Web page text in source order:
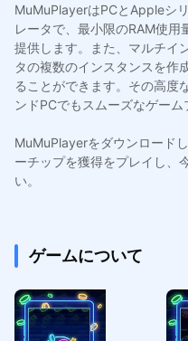
MuMuPlayerはPCとAppleシ
レータで、最小限のRAM使用
提供します。また、マルチイ
タの複数のインスタンスを作
ることができます。その高度
ンドPCでもスムーズなゲーム
MuMuPlayerをダウンロード
ーチップを獲得をプレイし、
い。
ゲームについて